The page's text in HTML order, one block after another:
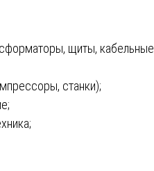
щиты, кабельные
станки);